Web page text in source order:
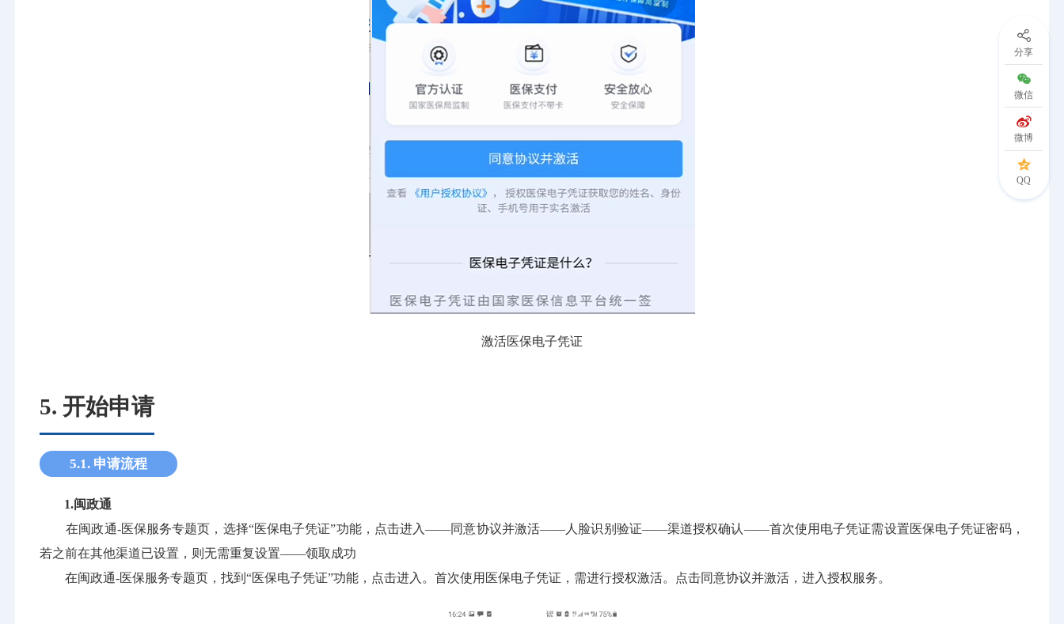
激活医保电子凭证
5. 开始申请
5.1. 申请流程
1.闽政通
在闽政通-医保服务专题页，选择“医保电子凭证”功能，点击进入——同意协议并激活——人脸识别验证——渠道授权确认——首次使用电子凭证需设置医保电子凭证密码，
若之前在其他渠道已设置，则无需重复设置——领取成功
在闽政通-医保服务专题页，找到“医保电子凭证”功能，点击进入。首次使用医保电子凭证，需进行授权激活。点击同意协议并激活，进入授权服务。
分享
微信
微博
QQ